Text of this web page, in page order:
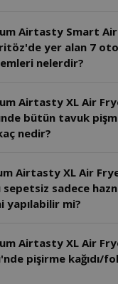
Airtasty Smart
yer alan 7 otomatik
nelerdir?
Airtasty XL Air
bütün tavuk
nedir?
Airtasty XL Air
sadece
yapılabilir mi?
Airtasty XL Air
pişirme kağıdı/